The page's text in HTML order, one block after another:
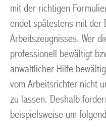
mit der richtigen
endet spätestens mit der
Arbeitszeugnisses. Wer
professionell bewältigt
anwaltlicher Hilfe
vom Arbeitsrichter nicht
zu lassen. Deshalb
beispielsweise um